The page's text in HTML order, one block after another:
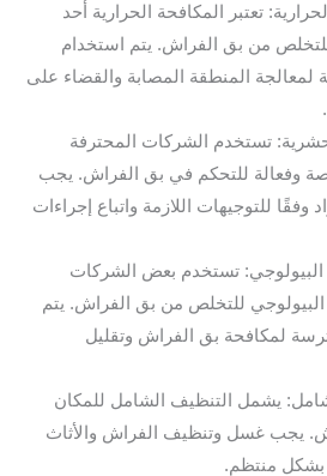
تعتبر المكافحة الحرارية أحد
للتخلص من بق الفراش. يتم استخدام
لمعالجة المنطقة المصابة والقضاء على
تستخدم الشركات المحترفة
وفعالة للتحكم في بق الفراش. يجب
وفقًا للتوجيهات اللازمة واتباع إجراءات
البيولوجي: تستخدم بعض الشركات
البيولوجي للتخلص من بق الفراش. يتم
لمكافحة بق الفراش وتقليل
يشمل التنظيف الشامل للمكان
يجب غسل وتنظيف الفراش والأثاث
بشكل منتظم.